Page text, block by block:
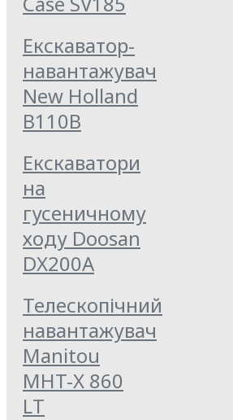
Екскаватор-
навантажувач
New Holland
B110B
Екскаватори
на
гусеничному
ходу Doosan
DX200А
Телескопічний
навантажувач
Manitou
MHT-X 860
LT